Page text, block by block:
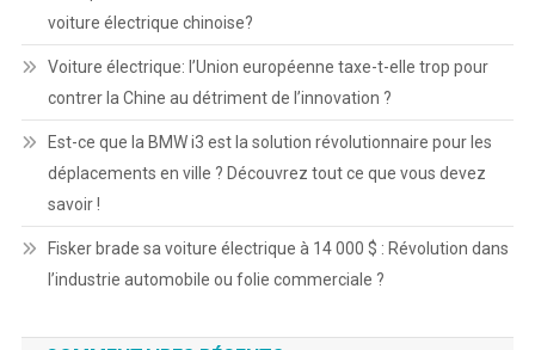
voiture électrique chinoise?
Voiture électrique: l’Union européenne taxe-t-elle trop pour
contrer la Chine au détriment de l’innovation ?
Est-ce que la BMW i3 est la solution révolutionnaire pour les
déplacements en ville ? Découvrez tout ce que vous devez
savoir !
Fisker brade sa voiture électrique à 14 000 $ : Révolution dans
l’industrie automobile ou folie commerciale ?